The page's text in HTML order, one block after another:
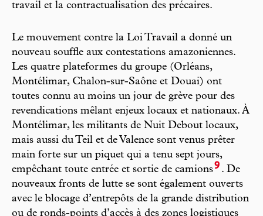
travail et la contractualisation des précaires.
Le mouvement contre la Loi Travail a donné un
nouveau souffle aux contestations amazoniennes.
Les quatre plateformes du groupe (Orléans,
Montélimar, Chalon-sur-Saône et Douai) ont
toutes connu au moins un jour de grève pour des
revendications mêlant enjeux locaux et nationaux. À
Montélimar, les militants de Nuit Debout locaux,
mais aussi du Teil et de Valence sont venus prêter
main forte sur un piquet qui a tenu sept jours,
empêchant toute entrée et sortie de camions9 . De
nouveaux fronts de lutte se sont également ouverts
avec le blocage d’entrepôts de la grande distribution
ou de ronds-points d’accès à des zones logistiques